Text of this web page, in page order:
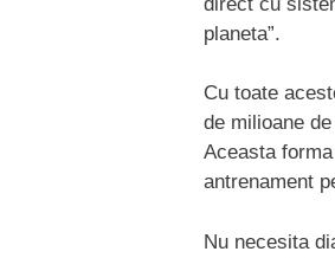
planeta”.
Cu toate
de milioane
Aceasta
antrenament
Nu necesita